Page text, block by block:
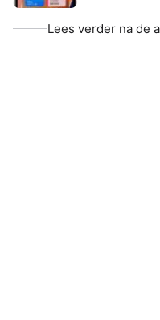
Lees verder na de